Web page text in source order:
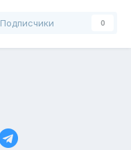
Подписчики 0